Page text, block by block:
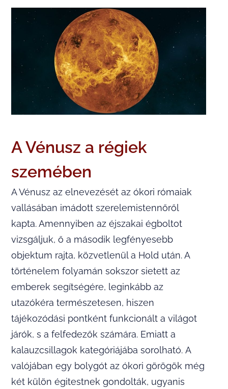
A Vénusz a régiek
szemében
A Vénusz az elnevezését az ókori rómaiak
vallásában imádott szerelemistennőről
kapta. Amennyiben az éjszakai égboltot
vizsgáljuk, ő a második legfényesebb
objektum rajta, közvetlenül a Hold után. A
történelem folyamán sokszor sietett az
emberek segítségére, leginkább az
utazókéra természetesen, hiszen
tájékozódási pontként funkcionált a világot
járók, s a felfedezők számára. Emiatt a
kalauzcsillagok kategóriájába sorolható. A
valójában egy bolygót az ókori görögök még
két külön égitestnek gondolták, ugyanis